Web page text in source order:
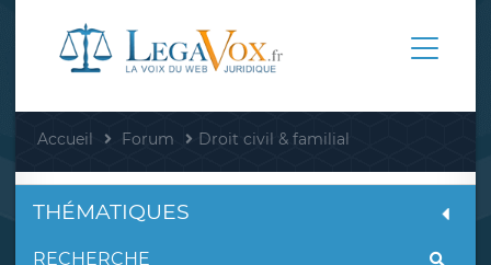
Accueil Forum Droit civil & familial
THÉMATIQUES